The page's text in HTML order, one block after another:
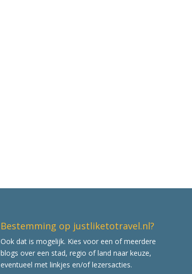
Bestemming op justliketotravel.nl?
Ook dat is mogelijk. Kies voor een of meerdere
blogs over een stad, regio of land naar keuze,
eventueel met linkjes en/of lezersacties.